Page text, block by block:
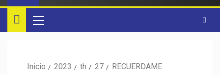
Inicio 2023 th 27 RECUERDAME